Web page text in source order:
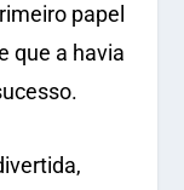
papel
que a havia